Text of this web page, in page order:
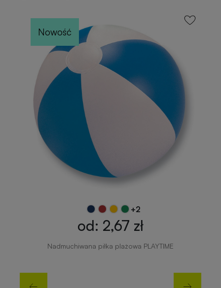
Nowość
+2
od: 2,67 zł
Nadmuchiwana piłka plażowa PLAYTIME